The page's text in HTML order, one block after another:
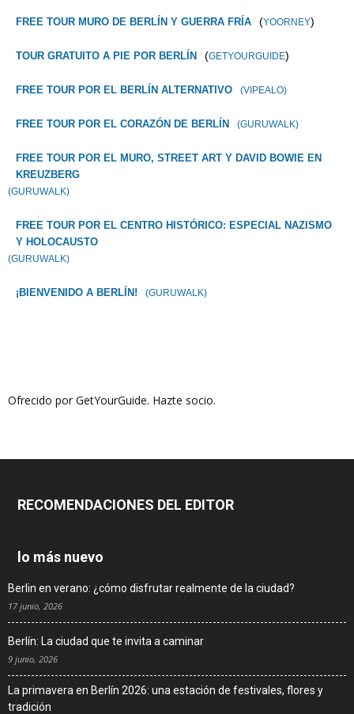
FREE TOUR MURO DE BERLÍN Y GUERRA FRÍA (YOORNEY)
TOUR GRATUITO A PIE POR BERLÍN (GETYOURGUIDE)
FREE TOUR POR EL BERLÍN ALTERNATIVO (VIPEALO)
FREE TOUR POR EL CORAZÓN DE BERLÍN (GURUWALK)
FREE TOUR POR EL MURO, STREET ART Y DAVID BOWIE EN
KREUZBERG
(GURUWALK)
FREE TOUR POR EL CENTRO HISTÓRICO: ESPECIAL NAZISMO
Y HOLOCAUSTO
(GURUWALK)
¡BIENVENIDO A BERLÍN! (GURUWALK)
Ofrecido por GetYourGuide. Hazte socio.
RECOMENDACIONES DEL EDITOR
lo más nuevo
Berlin en verano: ¿cómo disfrutar realmente de la ciudad?
17 junio, 2026
Berlín: La ciudad que te invita a caminar
9 junio, 2026
La primavera en Berlín 2026: una estación de festivales, flores y
tradición